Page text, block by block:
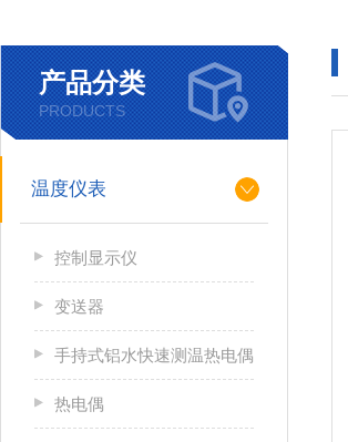
产品分类
PRODUCTS
温度仪表
控制显示仪
变送器
手持式铝水快速测温热电偶
热电偶